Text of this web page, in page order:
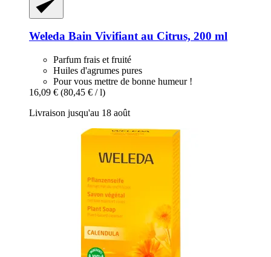
Weleda Bain Vivifiant au Citrus, 200 ml
Parfum frais et fruité
Huiles d'agrumes pures
Pour vous mettre de bonne humeur !
16,09 € (80,45 € / l)
Livraison jusqu'au 18 août